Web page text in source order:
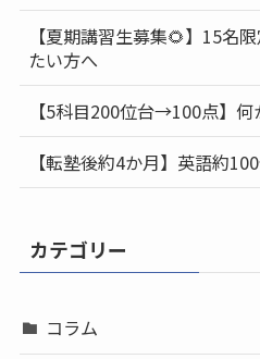
【夏期講習生募集🌻】15名
たい方へ
【5科目200位台→100点】何
【転塾後約4か月】英語約
カテゴリー
コラム